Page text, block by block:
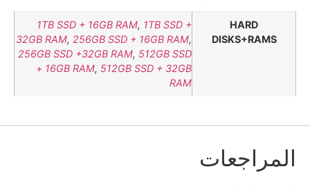
HARD
DISKS+RAMS
1TB SSD + 16GB RAM, 1TB SSD +
32GB RAM, 256GB SSD + 16GB RAM,
256GB SSD +32GB RAM, 512GB SSD
+ 16GB RAM, 512GB SSD + 32GB
RAM
المراجعات